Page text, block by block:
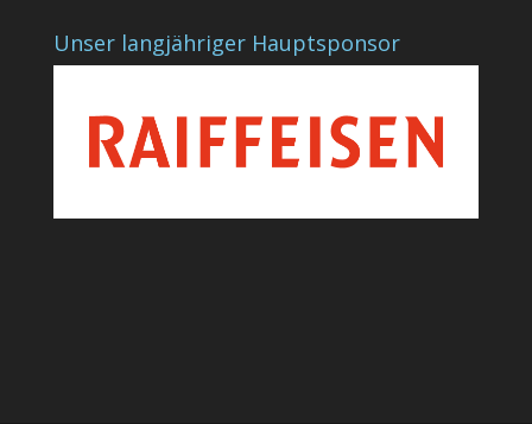
Unser langjähriger Hauptsponsor